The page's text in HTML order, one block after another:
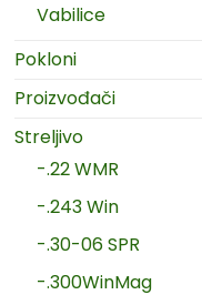
Vabilice
Pokloni
Proizvođači
Streljivo
-.22 WMR
-.243 Win
-.30-06 SPR
-.300WinMag